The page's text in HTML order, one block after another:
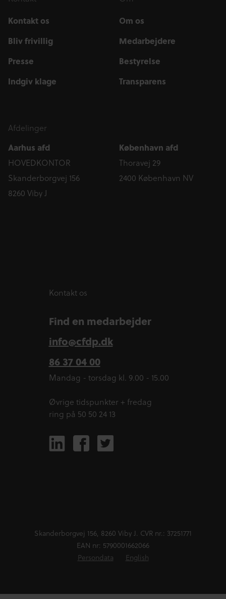
Kontakt os
Bliv frivillig
Presse
Indgiv klage
Om os
Medarbejdere
Bestyrelse
Transparens
Afdelinger
Aarhus afd
HOVEDKONTOR
Skanderborgvej 156
8260 Viby J
København afd
Thoravej 29
2400 København NV
Kontakt os
Find en medarbejder
info@cfdp.dk
86 37 04 00
Mandag - torsdag kl. 9.00 - 15.00
Øvrige tidspunkter + fredag
ring på 50 50 24 13
Skanderborgvej 156, 8260 Viby J. CVR nr.: 37251771
EAN nr: 5790001662066
Persondata
English